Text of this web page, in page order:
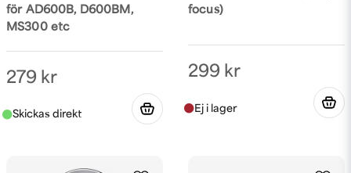
för AD600B, D600BM,
MS300 etc
279 kr
focus)
299 kr